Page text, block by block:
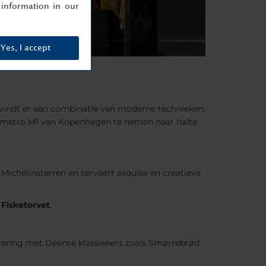
er een combinatie van moderne technieken,
M1 van Kopenhagen te nemen naar halte
en serveert exquise en creatieve
.
met Deense klassiekers zoals Smørrebrød.
in our
Yes, I accept